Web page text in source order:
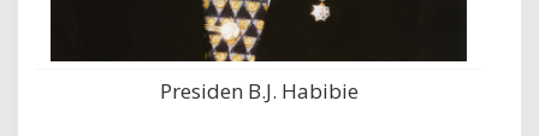
Presiden B.J. Habibie